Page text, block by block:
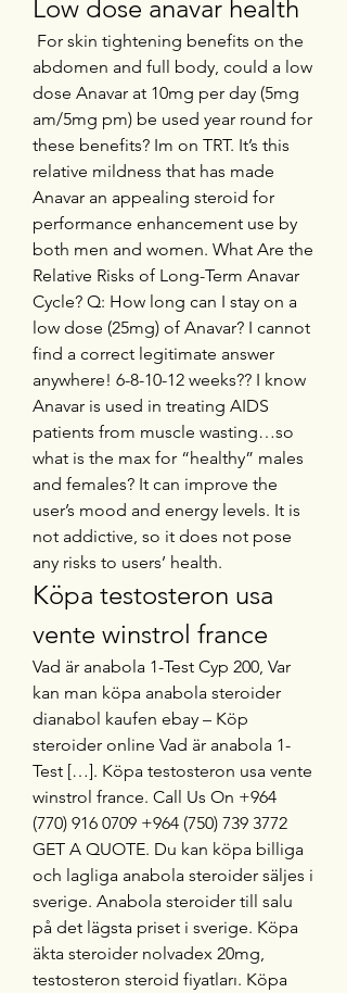
Low dose anavar health
abdomen and full body, could a low
dose Anavar at 10mg per day (5mg
am/5mg pm) be used year round for
these benefits? Im on TRT. It’s this
relative mildness that has made
Anavar an appealing steroid for
performance enhancement use by
both men and women. What Are the
Relative Risks of Long-Term Anavar
Cycle? Q: How long can I stay on a
low dose (25mg) of Anavar? I cannot
find a correct legitimate answer
anywhere! 6-8-10-12 weeks?? I know
Anavar is used in treating AIDS
patients from muscle wasting…so
what is the max for “healthy” males
and females? It can improve the
user’s mood and energy levels. It is
not addictive, so it does not pose
any risks to users’ health.
Köpa testosteron usa
vente winstrol france
Vad är anabola 1-Test Cyp 200, Var
kan man köpa anabola steroider
dianabol kaufen ebay – Köp
steroider online Vad är anabola 1-
Test […]. Köpa testosteron usa vente
winstrol france. Call Us On +964
(770) 916 0709 +964 (750) 739 3772
GET A QUOTE. Du kan köpa billiga
och lagliga anabola steroider säljes i
sverige. Anabola steroider till salu
på det lägsta priset i sverige. Köpa
äkta steroider nolvadex 20mg,
testosteron steroid fiyatları. Köpa